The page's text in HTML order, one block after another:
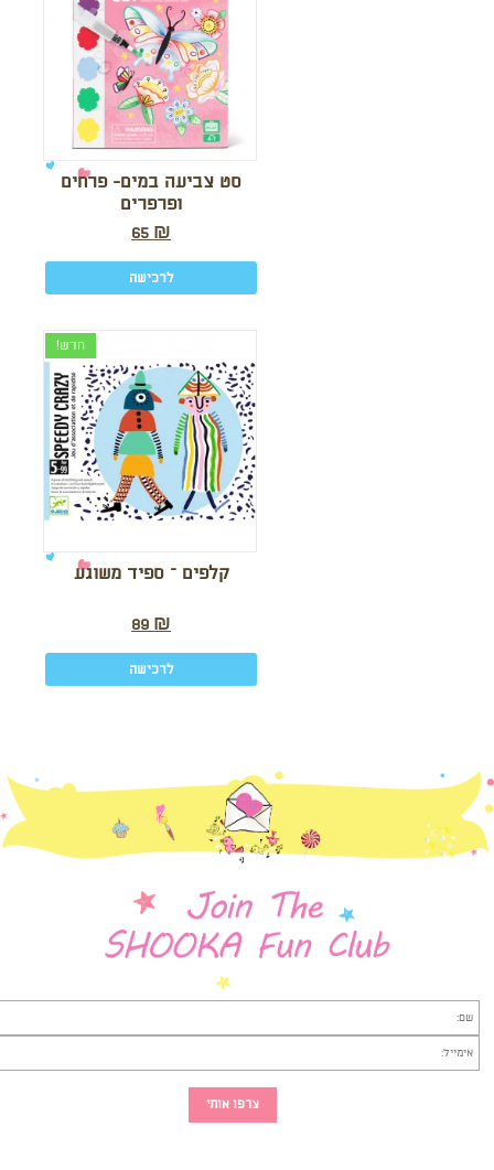
סט צביעה במים- פרחים
ופרפרים
65 ₪
לרכישה
חדש!
קלפים – ספיד משוגע
89 ₪
לרכישה